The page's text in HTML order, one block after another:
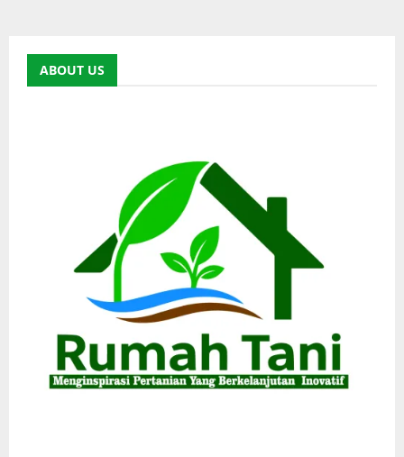
ABOUT US